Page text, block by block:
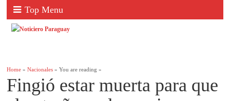
Top Menu
Home »Nacionales » You are reading »
Fingió estar muerta para que